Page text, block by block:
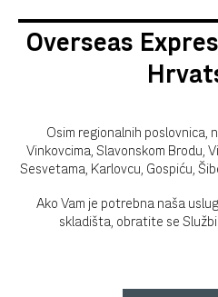
Overseas
Osim regionalnih poslovnica,
Vinkovcima, Slavonskom Brodu,
Sesvetama, Karlovcu, Gospiću,
Ako Vam je potrebna naša
skladišta, obratite se